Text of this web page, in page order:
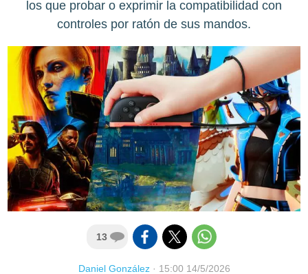
los que probar o exprimir la compatibilidad con
controles por ratón de sus mandos.
13
Daniel González· 15:00 14/5/2026